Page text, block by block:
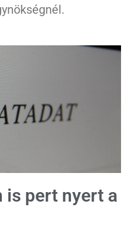
is pert nyert a